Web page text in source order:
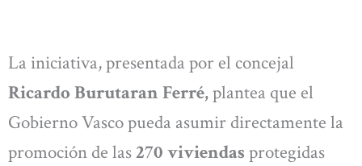
La iniciativa, presentada por el concejal
Ricardo Burutaran Ferré,plantea que el
Gobierno Vasco pueda asumir directamente la
promoción de las270 viviendas protegidas